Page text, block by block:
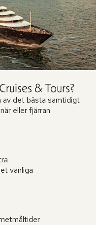
& Tours?
av det bästa samtidigt
eller fjärran.
vanliga